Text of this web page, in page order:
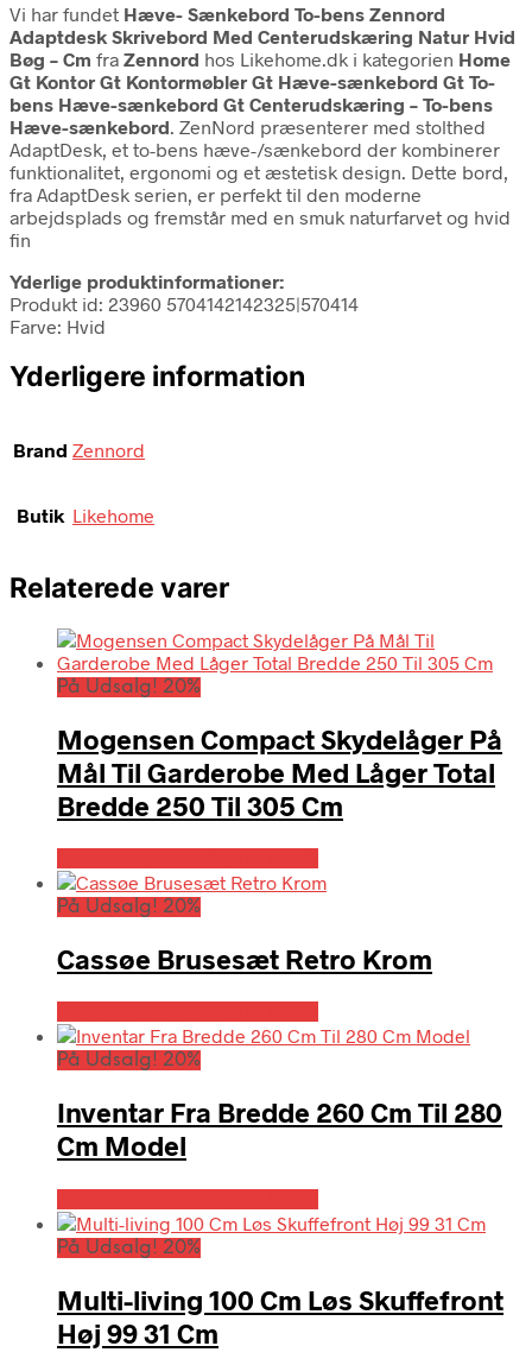
Vi har fundet Hæve- Sænkebord To-bens Zennord
Adaptdesk Skrivebord Med Centerudskæring Natur Hvid
Bøg – Cm fra Zennord hos Likehome.dk i kategorien Home
Gt Kontor Gt Kontormøbler Gt Hæve-sænkebord Gt To-
bens Hæve-sænkebord Gt Centerudskæring – To-bens
Hæve-sænkebord. ZenNord præsenterer med stolthed
AdaptDesk, et to-bens hæve-/sænkebord der kombinerer
funktionalitet, ergonomi og et æstetisk design. Dette bord,
fra AdaptDesk serien, er perfekt til den moderne
arbejdsplads og fremstår med en smuk naturfarvet og hvid
fin
Yderlige produktinformationer:
Produkt id: 23960 5704142142325|570414
Farve: Hvid
Yderligere information
Brand Zennord
Butik Likehome
Relaterede varer
På Udsalg! 20%
Mogensen Compact Skydelåger På
Mål Til Garderobe Med Låger Total
Bredde 250 Til 305 Cm
På Udsalg! 20%
Cassøe Brusesæt Retro Krom
På Udsalg! 20%
Inventar Fra Bredde 260 Cm Til 280
Cm Model
På Udsalg! 20%
Multi-living 100 Cm Løs Skuffefront
Høj 99 31 Cm